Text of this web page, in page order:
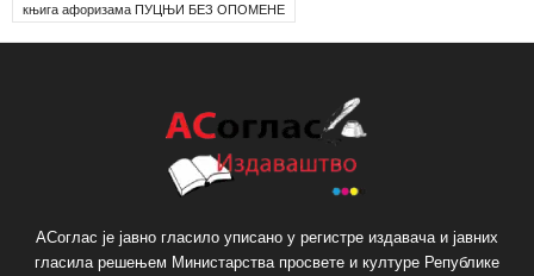
књига афоризама ПУЦЊИ БЕЗ ОПОМЕНЕ
АСоглас је јавно гласило уписано у регистре издавача и јавних
гласила решењем Министарства просвете и културе Републике